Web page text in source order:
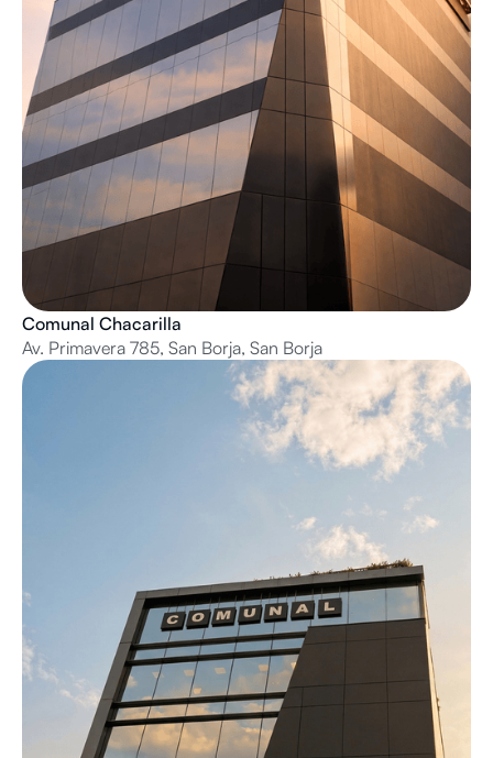
Comunal Chacarilla
Av. Primavera 785, San Borja, San Borja